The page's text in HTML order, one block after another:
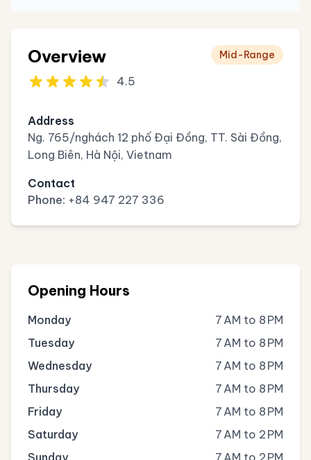
Overview
4.5
Mid-Range
Address
Ng. 765/nghách 12 phố Đại Đồng, TT. Sài Đồng,
Long Biên, Hà Nội, Vietnam
Contact
Phone: +84 947 227 336
Opening Hours
Monday
7 AM to 8 PM
Tuesday
7 AM to 8 PM
Wednesday
7 AM to 8 PM
Thursday
7 AM to 8 PM
Friday
7 AM to 8 PM
Saturday
7 AM to 2 PM
Sunday
7 AM to 2 PM